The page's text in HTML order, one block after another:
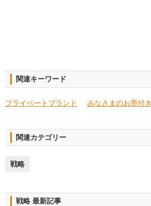
関連キーワード
プライベートブランド みなさまのお墨付き
関連カテゴリー
戦略
戦略 最新記事